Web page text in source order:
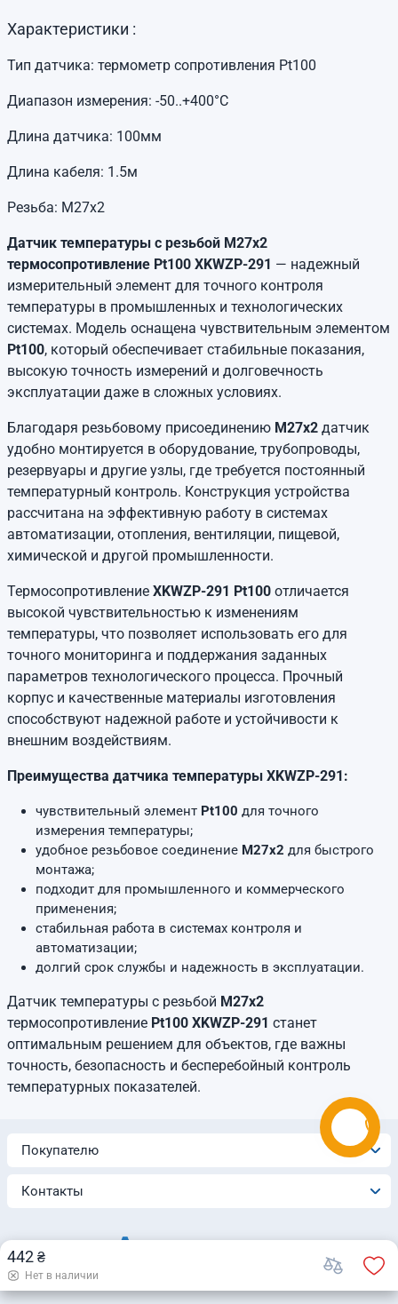
Характеристики :
Тип датчика: термометр сопротивления Pt100
Диапазон измерения: -50..+400°C
Длина датчика: 100мм
Длина кабеля: 1.5м
Резьба: М27х2
Датчик температуры с резьбой М27х2
термосопротивление Pt100 XKWZP-291 — надежный
измерительный элемент для точного контроля
температуры в промышленных и технологических
системах. Модель оснащена чувствительным элементом
Pt100, который обеспечивает стабильные показания,
высокую точность измерений и долговечность
эксплуатации даже в сложных условиях.
Благодаря резьбовому присоединению М27х2 датчик
удобно монтируется в оборудование, трубопроводы,
резервуары и другие узлы, где требуется постоянный
температурный контроль. Конструкция устройства
рассчитана на эффективную работу в системах
автоматизации, отопления, вентиляции, пищевой,
химической и другой промышленности.
Термосопротивление XKWZP-291 Pt100 отличается
высокой чувствительностью к изменениям
температуры, что позволяет использовать его для
точного мониторинга и поддержания заданных
параметров технологического процесса. Прочный
корпус и качественные материалы изготовления
способствуют надежной работе и устойчивости к
внешним воздействиям.
Преимущества датчика температуры XKWZP-291:
чувствительный элемент Pt100 для точного
измерения температуры;
удобное резьбовое соединение М27х2 для быстрого
монтажа;
подходит для промышленного и коммерческого
применения;
стабильная работа в системах контроля и
автоматизации;
долгий срок службы и надежность в эксплуатации.
Датчик температуры с резьбой М27х2
термосопротивление Pt100 XKWZP-291 станет
оптимальным решением для объектов, где важны
точность, безопасность и бесперебойный контроль
температурных показателей.
442 ₴
Нет в наличии
Покупателю
Контакты
© 2026 Интернет-магазин «Automatica»